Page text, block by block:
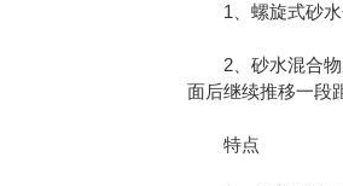
1、螺旋式砂水
2、砂水混合物
面后继续推移一段
特点